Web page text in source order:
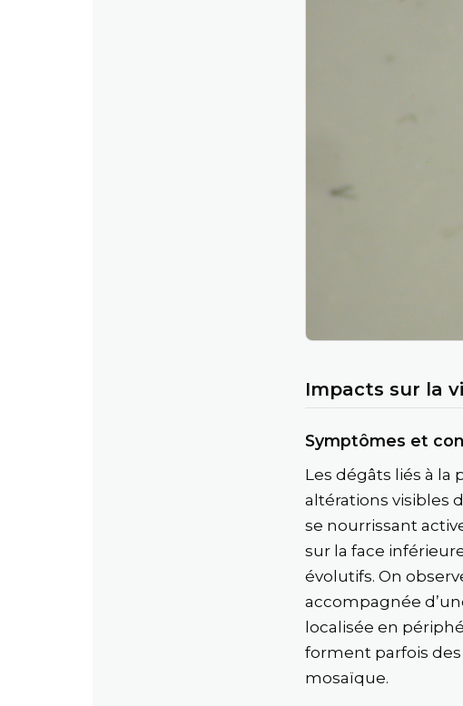
Impacts sur la
Symptômes et
Les dégâts liés à
altérations visibles
se nourrissant
sur la face
évolutifs. On
accompagnée
localisée en
forment parfois
mosaïque.